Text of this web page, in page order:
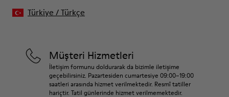
Müşteri Hizmetleri
İletişim formunu doldurarak da bizimle iletişime
geçebilirsiniz. Pazartesiden cumartesiye 09:00–19:00
saatleri arasında hizmet verilmektedir. Resmî tatiller
hariçtir. Tatil günlerinde hizmet verilmemektedir.
Türkiye /Türkçe